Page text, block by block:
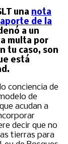
una nota
de la
a un
multa por
tu caso, son
está
conciencia de
de
acudan a
decir que no
tierras para